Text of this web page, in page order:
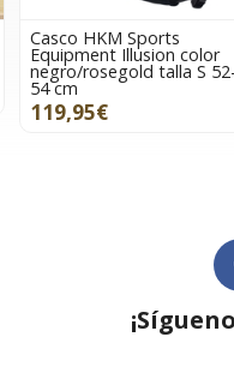
Casco HKM Sports
Equipment Lady
color negro con
embellecedor
124,95€